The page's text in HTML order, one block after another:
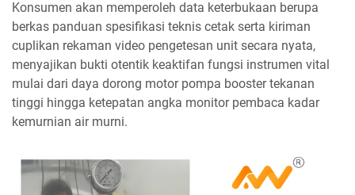
Konsumen akan memperoleh data keterbukaan berupa
berkas panduan spesifikasi teknis cetak serta kiriman
cuplikan rekaman video pengetesan unit secara nyata,
menyajikan bukti otentik keaktifan fungsi instrumen vital
mulai dari daya dorong motor pompa booster tekanan
tinggi hingga ketepatan angka monitor pembaca kadar
kemurnian air murni.